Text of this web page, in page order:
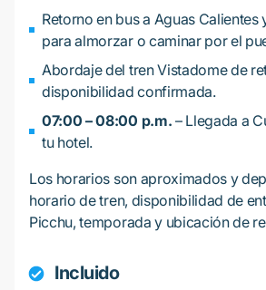
Retorno en bus a Aguas
para almorzar o caminar por el
Abordaje del tren Vistadome de
disponibilidad confirmada.
07:00 – 08:00 p.m. – Llegada a
tu hotel.
Los horarios son aproximados y
horario de tren, disponibilidad de
Picchu, temporada y ubicación de
Incluido